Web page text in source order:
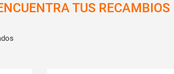
TUS RECAMBIOS